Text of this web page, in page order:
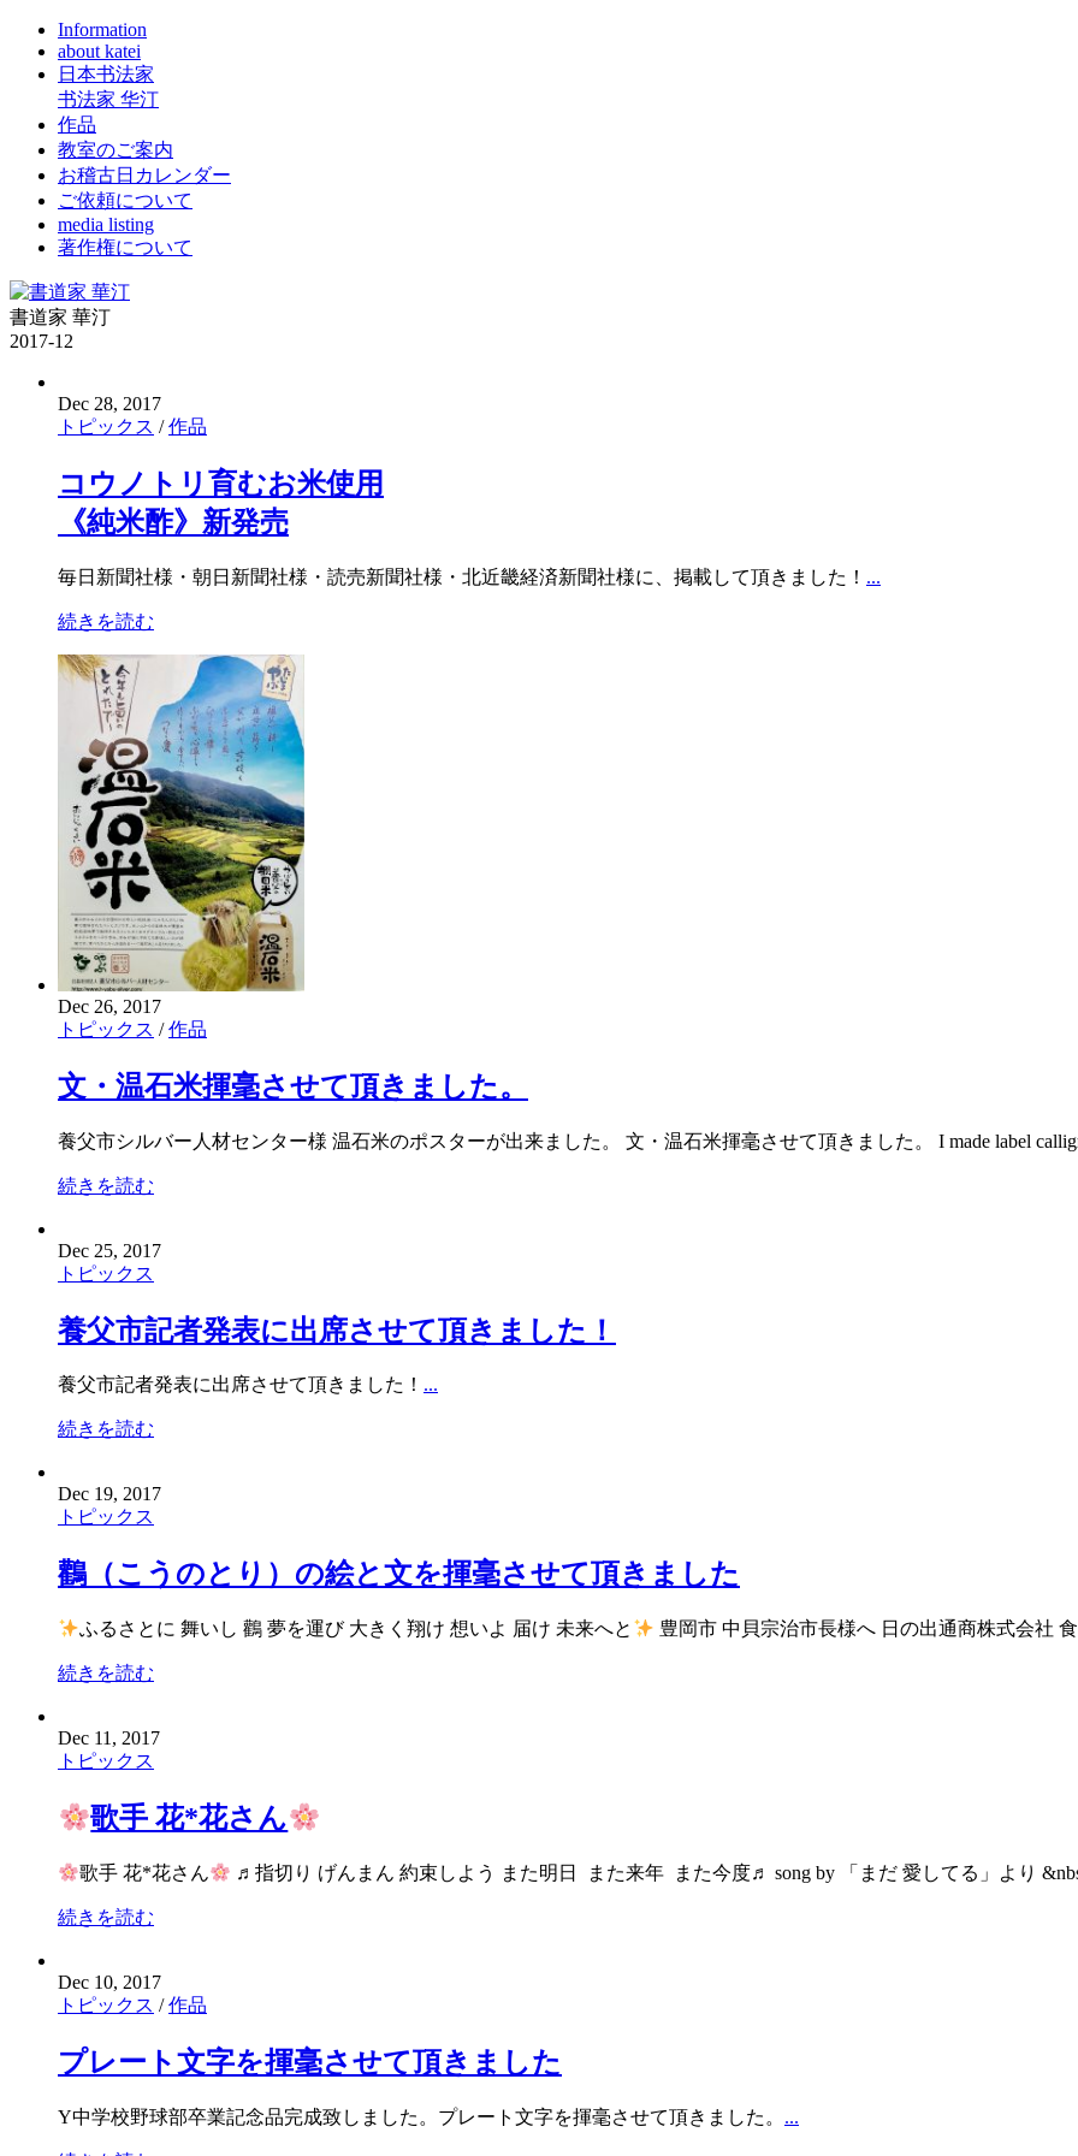
Information
about katei
日本书法家
书法家 华汀
作品
教室のご案内
お稽古日カレンダー
ご依頼について
media listing
著作権について
書道家 華汀
2017-12
Dec 28, 2017
トピックス /作品
コウノトリ育むお米使用
《純米酢》新発売
毎日新聞社様・朝日新聞社様・読売新聞社様・北近畿経済新聞社様に、掲載して頂きました！ ...
続きを読む
Dec 26, 2017
トピックス /作品
文・温石米揮毫させて頂きました。
養父市シルバー人材センター様 温石米のポスターが出来ました。 文・温石米揮毫させて頂きました。 I made label
続きを読む
Dec 25, 2017
トピックス
養父市記者発表に出席させて頂きました！
養父市記者発表に出席させて頂きました！ ...
続きを読む
Dec 19, 2017
トピックス
鸛（こうのとり）の絵と文を揮毫させて頂きました
ふるさとに 舞いし 鸛 夢を運び 大きく翔け 想いよ 届け 未来へと 豊岡市 中貝宗治市長様へ 日の出通商株式会社
続きを読む
Dec 11, 2017
トピックス
歌手 花*花さん
歌手 花*花さん ♬指切り げんまん 約束しよう また明日 また来年 また今度♬ song by 「まだ 愛してる」より
続きを読む
Dec 10, 2017
トピックス /作品
プレート文字を揮毫させて頂きました
Y中学校野球部卒業記念品完成致しました。プレート文字を揮毫させて頂きました。 ...